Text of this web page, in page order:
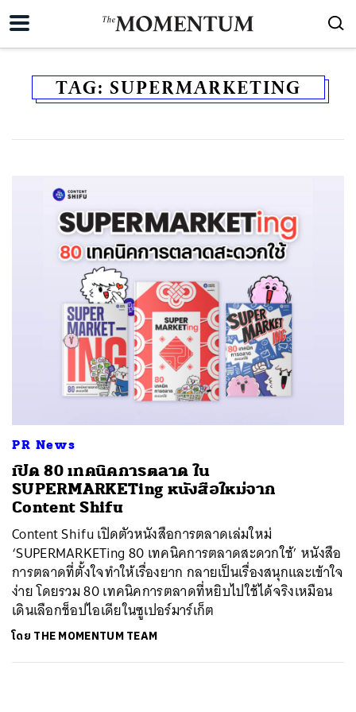
TAG: SUPERMARKETING
PR News
เปิด 80 เทคนิคการตลาด ใน
SUPERMARKETing หนังสือใหม่จาก
Content Shifu
Content Shifu เปิดตัวหนังสือการตลาดเล่มใหม่
‘SUPERMARKETing 80 เทคนิคการตลาดสะดวกใช้’ หนังสือ
การตลาดที่ตั้งใจทำให้เรื่องยาก กลายเป็นเรื่องสนุกและเข้าใจ
ง่าย โดยรวม 80 เทคนิคการตลาดที่หยิบไปใช้ได้จริงเหมือน
เดินเลือกช็อปไอเดียในซูเปอร์มาร์เก็ต
โดย THE MOMENTUM TEAM